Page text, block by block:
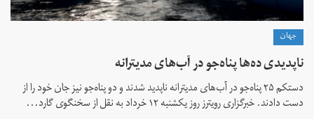
جهان
ناپدیدی ده‌ها پناه‌جو در آب‌های مدیترانه
دستکم ۲۵ پناه‌جو در آب‌های مدیترانه ناپدید شدند و دو پناه‌جو نیز جان خود را از
دست دادند. خبرگزاری رویترز روز یکشنبه ۱۲ خرداد به نقل از سخنگوی گارد...